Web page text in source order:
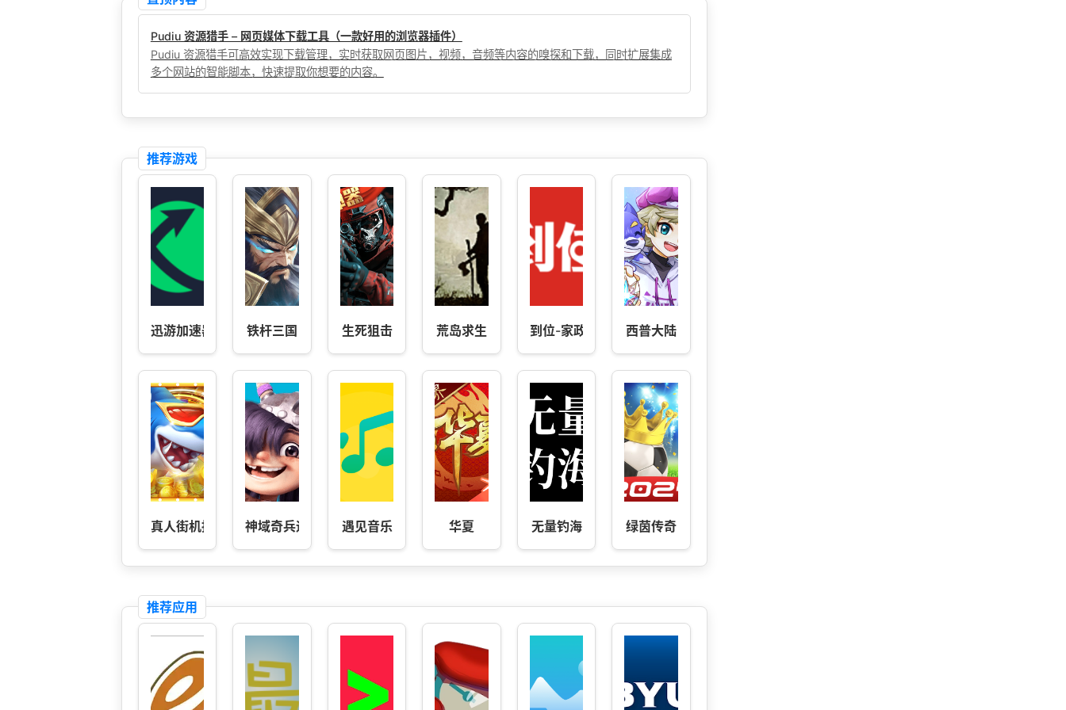
Pudiu 资源猎手 – 网页媒体下载工具（一款好用的浏览器插件）
Pudiu 资源猎手可高效实现下载管理，实时获取网页图片，视频，音频等内容的嗅探和下载，同时扩展集成
多个网站的智能脚本，快速提取你想要的内容。
推荐游戏
迅游加速器-地铁逃生专用
铁杆三国 生死狙击 荒岛求生 到位-家政按摩上门服务
西普大陆
真人街机捕鱼 神域奇兵远征 遇见音乐 华夏 无量钓海 绿茵传奇
推荐应用